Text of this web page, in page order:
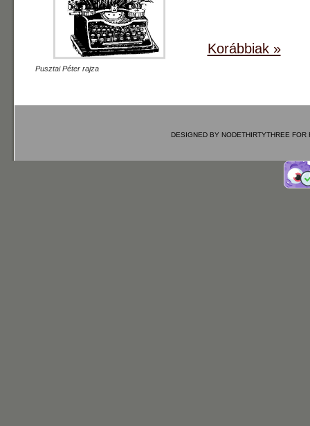
Korábbiak »
Pusztai Péter rajza
DESIGNED BY NODETHIRTYTHREE FOR